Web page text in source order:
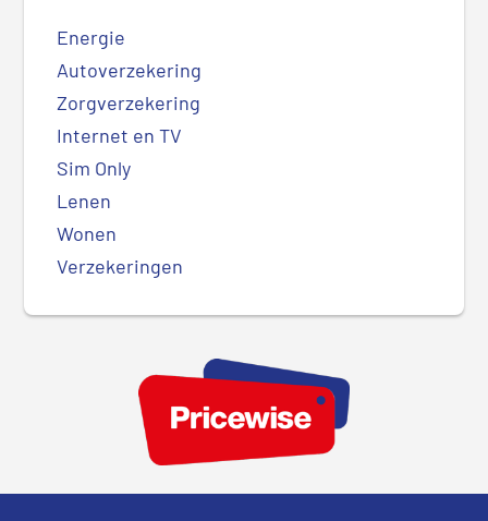
Energie
Autoverzekering
Zorgverzekering
Internet en TV
Sim Only
Lenen
Wonen
Verzekeringen